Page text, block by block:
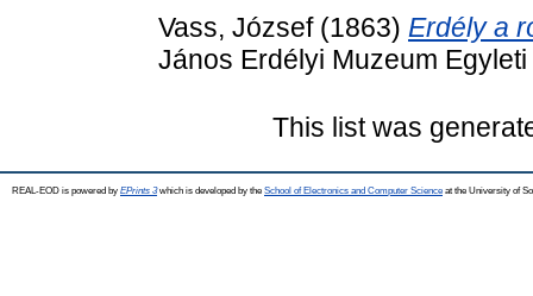
Vass, József(1863) Erdély a
János Erdélyi Muzeum
This list was
REAL-EOD is powered by EPrints 3which is developed by the School of Electronics and Computer Science at the University of